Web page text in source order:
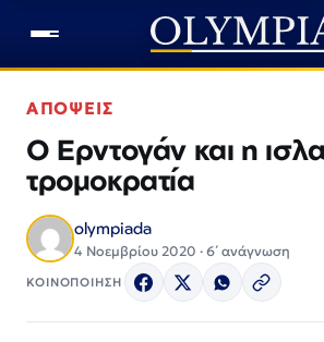
ΑΠΟΨΕΙΣ
Ο Ερντογάν και η
τρομοκρατία
olympiada
4 Νοεμβρίου 2020 · 6΄ ανάγνωση
ΚΟΙΝΟΠΟΙΗΣΗ